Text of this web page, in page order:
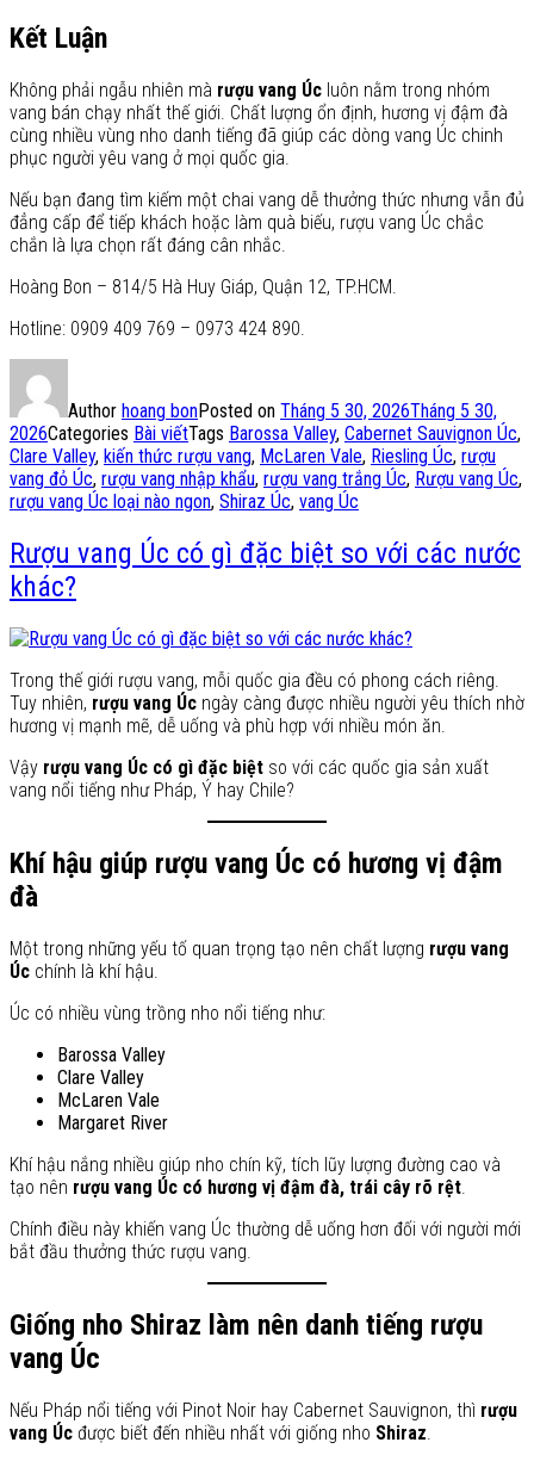
Kết Luận
Không phải ngẫu nhiên mà rượu vang Úc luôn nằm trong nhóm
vang bán chạy nhất thế giới. Chất lượng ổn định, hương vị đậm đà
cùng nhiều vùng nho danh tiếng đã giúp các dòng vang Úc chinh
phục người yêu vang ở mọi quốc gia.
Nếu bạn đang tìm kiếm một chai vang dễ thưởng thức nhưng vẫn đủ
đẳng cấp để tiếp khách hoặc làm quà biếu, rượu vang Úc chắc
chắn là lựa chọn rất đáng cân nhắc.
Hoàng Bon – 814/5 Hà Huy Giáp, Quận 12, TP.HCM.
Hotline: 0909 409 769 – 0973 424 890.
Author hoang bonPosted on Tháng 5 30, 2026Tháng 5 30,
2026Categories Bài viếtTags Barossa Valley, Cabernet Sauvignon Úc,
Clare Valley, kiến thức rượu vang, McLaren Vale, Riesling Úc, rượu
vang đỏ Úc, rượu vang nhập khẩu, rượu vang trắng Úc, Rượu vang Úc,
rượu vang Úc loại nào ngon, Shiraz Úc, vang Úc
Rượu vang Úc có gì đặc biệt so với các nước
khác?
Trong thế giới rượu vang, mỗi quốc gia đều có phong cách riêng.
Tuy nhiên, rượu vang Úc ngày càng được nhiều người yêu thích nhờ
hương vị mạnh mẽ, dễ uống và phù hợp với nhiều món ăn.
Vậy rượu vang Úc có gì đặc biệt so với các quốc gia sản xuất
vang nổi tiếng như Pháp, Ý hay Chile?
Khí hậu giúp rượu vang Úc có hương vị đậm
đà
Một trong những yếu tố quan trọng tạo nên chất lượng rượu vang
Úc chính là khí hậu.
Úc có nhiều vùng trồng nho nổi tiếng như:
Barossa Valley
Clare Valley
McLaren Vale
Margaret River
Khí hậu nắng nhiều giúp nho chín kỹ, tích lũy lượng đường cao và
tạo nên rượu vang Úc có hương vị đậm đà, trái cây rõ rệt
Chính điều này khiến vang Úc thường dễ uống hơn đối với người mới
bắt đầu thưởng thức rượu vang.
Giống nho Shiraz làm nên danh tiếng rượu
vang Úc
Nếu Pháp nổi tiếng với Pinot Noir hay Cabernet Sauvignon, thì rượu
vang Úc được biết đến nhiều nhất với giống nho Shiraz